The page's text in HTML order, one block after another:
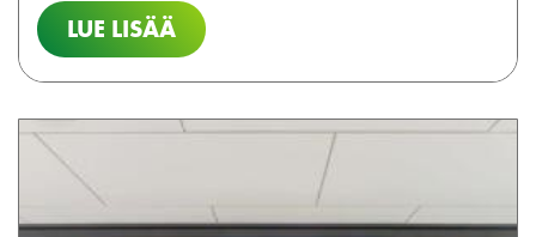
LUE LISÄÄ